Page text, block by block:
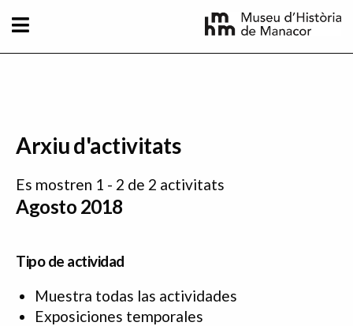
Arxiu d'activitats
Es mostren 1 - 2 de 2 activitats
Agosto 2018
Tipo de actividad
Muestra todas las actividades
Exposiciones temporales